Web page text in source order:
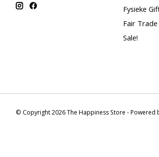
Fysieke
Fair
Sale!
© Copyright 2026 The Happiness Store - Powered